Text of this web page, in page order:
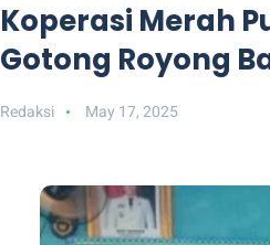
Koperasi Merah
Gotong Royong
Redaksi May 17, 2025